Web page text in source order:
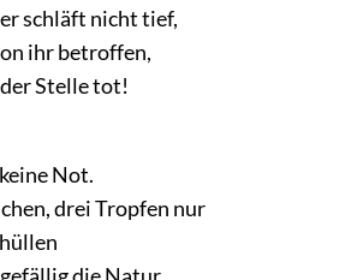
schläft nicht tief,
ihr betroffen,
Stelle tot!
Not.
drei Tropfen nur